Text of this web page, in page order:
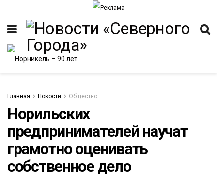
Главная Новости Общество
Норильских
предпринимателей научат
грамотно оценивать
собственное дело